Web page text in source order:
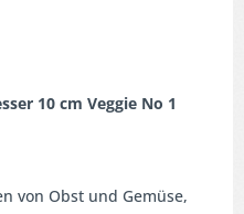
10 cm Veggie No 1
von Obst und Gemüse,